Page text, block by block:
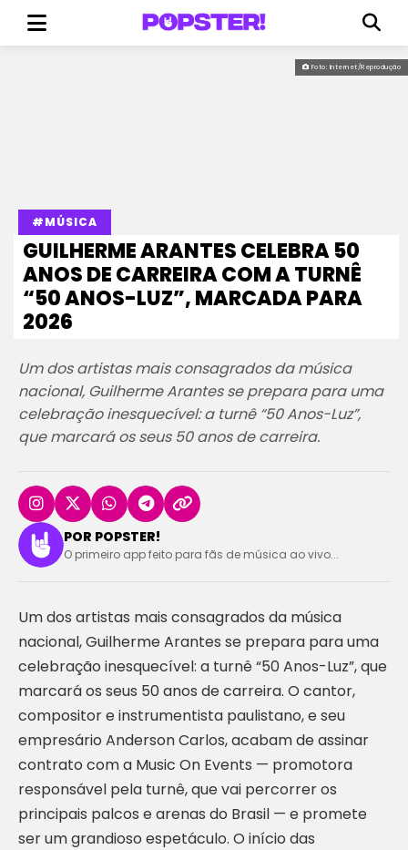
Foto: Internet/Reprodução
#MÚSICA
GUILHERME ARANTES CELEBRA 50
ANOS DE CARREIRA COM A TURNÊ
“50 ANOS-LUZ”, MARCADA PARA
2026
Um dos artistas mais consagrados da música
nacional, Guilherme Arantes se prepara para uma
celebração inesquecível: a turnê “50 Anos-Luz”,
que marcará os seus 50 anos de carreira.
POR POPSTER!
O primeiro app feito para fãs de música ao vivo...
Um dos artistas mais consagrados da música
nacional, Guilherme Arantes se prepara para uma
celebração inesquecível: a turnê “50 Anos-Luz”, que
marcará os seus 50 anos de carreira. O cantor,
compositor e instrumentista paulistano, e seu
empresário Anderson Carlos, acabam de assinar
contrato com a Music On Events — promotora
responsável pela turnê, que vai percorrer os
principais palcos e arenas do Brasil — e promete
ser um grandioso espetáculo. O início das